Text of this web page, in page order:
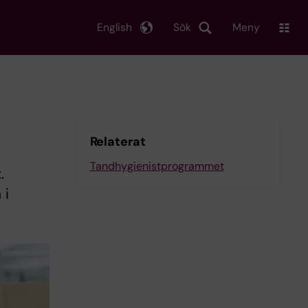
Sök
English Meny
i
Relaterat
Tandhygienistprogrammet